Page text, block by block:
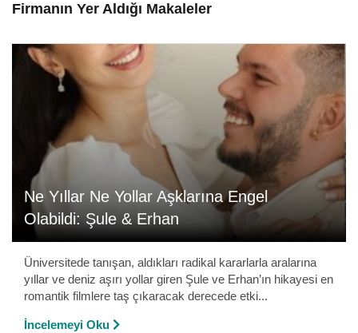
Firmanın Yer Aldığı Makaleler
Ne Yıllar Ne Yollar Aşklarına Engel
Olabildi: Şule & Erhan
Üniversitede tanışan, aldıkları radikal kararlarla aralarına
yıllar ve deniz aşırı yollar giren Şule ve Erhan’ın hikayesi en
romantik filmlere taş çıkaracak derecede etki...
İncelemeyi Oku